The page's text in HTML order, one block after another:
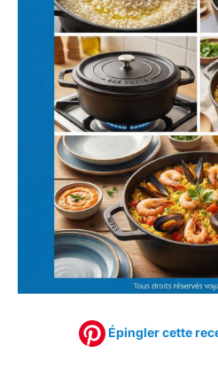
Épingler cette